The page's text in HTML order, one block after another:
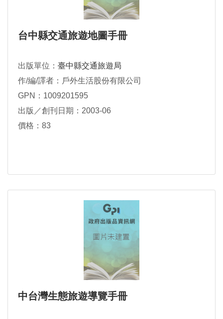
台中縣交通旅遊地圖手冊
出版單位： 臺中縣交通旅遊局
作/編/譯者：戶外生活股份有限公司
GPN：1009201595
出版／創刊日期：2003-06
價格：83
中台灣生態旅遊導覽手冊